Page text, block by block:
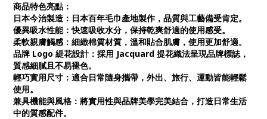
商品特色亮點：
日本今治製造 ： 日本百年毛巾產地製作，品質與工藝備受肯定。
優異吸水性能：快速吸收水分，保持乾爽舒適的使用感受。
柔軟親膚觸感：細緻棉質材質，溫和貼合肌膚，使用更加舒適。
品牌 Logo 緹花設計：採用 Jacquard 提花織法呈現品牌標誌，
質感細膩且不易褪色。
輕巧實用尺寸：適合日常隨身攜帶，外出、旅行、運動皆能輕鬆
使用。
兼具機能與風格：將實用性與品牌美學完美結合，打造日常生活
中的質感配件。